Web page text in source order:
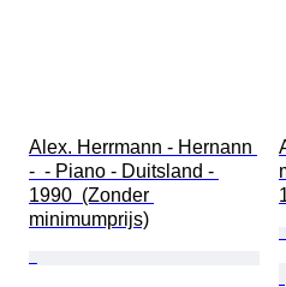
Alex. Herrmann - Hernann
-  - Piano - Duitsland -
1990  (Zonder
minimumprijs)